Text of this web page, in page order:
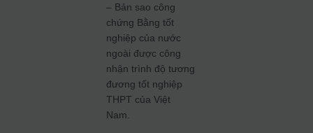
– Bản sao công
chứng Bằng tốt
nghiệp của nước
ngoài được công
nhận trình độ tương
đương tốt nghiệp
THPT của Việt
Nam.